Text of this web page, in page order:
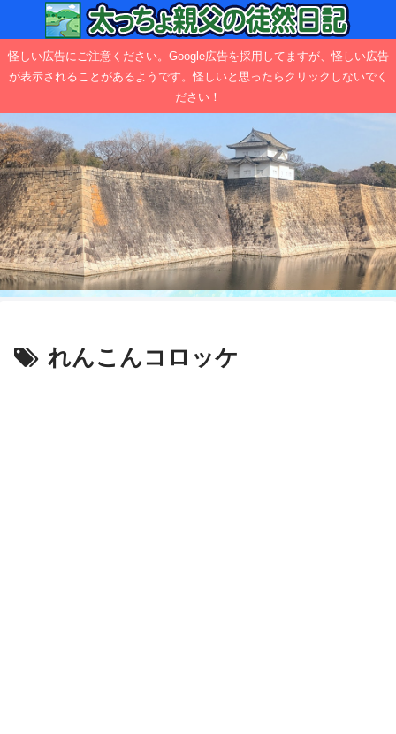
怪しい広告にご注意ください。Google広告を採用してますが、怪しい広告
が表示されることがあるようです。怪しいと思ったらクリックしないでく
ださい！
れんこんコロッケ